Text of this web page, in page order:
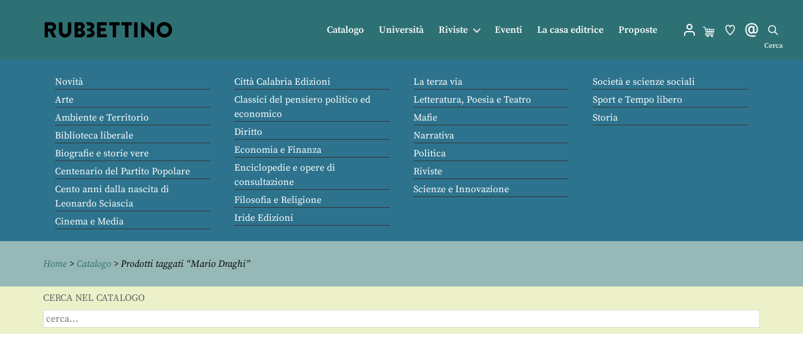
Catalogo Università Riviste Eventi La casa editrice Proposte
Cerca
Novità
Arte
Ambiente e Territorio
Biblioteca liberale
Biografie e storie vere
Centenario del Partito Popolare
Cento anni dalla nascita di
Leonardo Sciascia
Cinema e Media
Città Calabria Edizioni
Classici del pensiero politico ed
economico
Diritto
Economia e Finanza
Enciclopedie e opere di
consultazione
Filosofia e Religione
Iride Edizioni
La terza via
Letteratura, Poesia e Teatro
Mafie
Narrativa
Politica
Riviste
Scienze e Innovazione
Società e scienze sociali
Sport e Tempo libero
Storia
Home > Catalogo > Prodotti taggati “Mario Draghi”
CERCA NEL CATALOGO